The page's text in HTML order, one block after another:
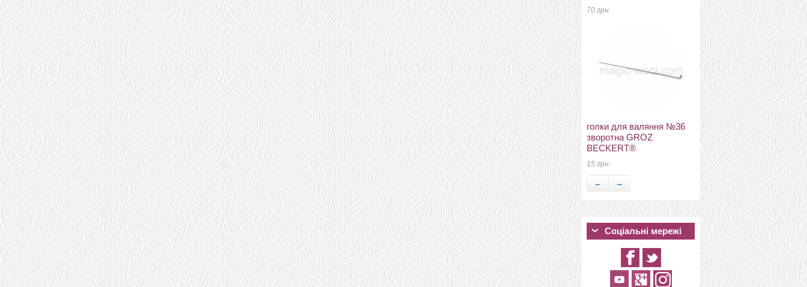
70 грн.
голки для валяння №36
зворотна GROZ
BECKERT®
15 грн.
280 грн.
бусины половинками
сирень 8мм
6.25 грн.
← →
Соціальні мережі